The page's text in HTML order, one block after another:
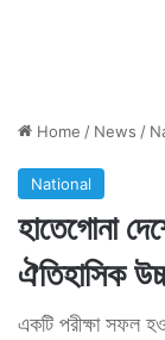
Home / News /
National
হাতেগোনা
ঐতিহাসিক
একটি পরীক্ষা সফল